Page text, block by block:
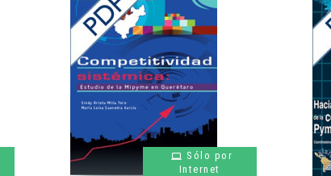
Sólo por
Internet